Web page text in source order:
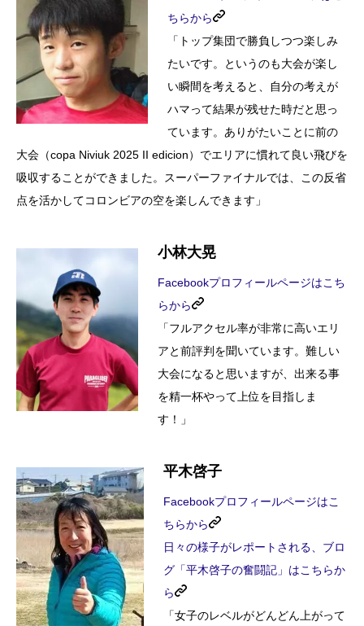
ちらから
「トップ集団で勝負しつつ楽しみ
たいです。というのも大会が楽し
い瞬間を考えると、自分の考えが
ハマって結果が残せた時だと思っ
ています。ありがたいことに前の
大会（copa Niviuk 2025 II edicion）でエリアに慣れて良い飛びを
吸収することができました。スーパーファイナルでは、この反省
点を活かしてコロンビアの空を楽しんできます」
小林大晃
Facebookプロフィールページはこち
らから
「フルアクセル率が非常に高いエリ
アと前評判を聞いています。難しい
大会になると思いますが、出来る事
を精一杯やって上位を目指しま
す！」
平木啓子
Facebookプロフィールページはこ
ちらから
日々の様子がレポートされる、ブロ
グ「平木啓子の奮闘記」はこちらか
ら
「女子のレベルがどんどん上がって